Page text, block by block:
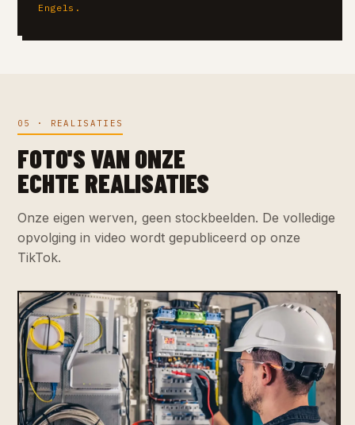
Engels.
05 · REALISATIES
FOTO'S VAN ONZE
ECHTE REALISATIES
Onze eigen werven, geen stockbeelden. De volledige
opvolging in video wordt gepubliceerd op onze
TikTok.